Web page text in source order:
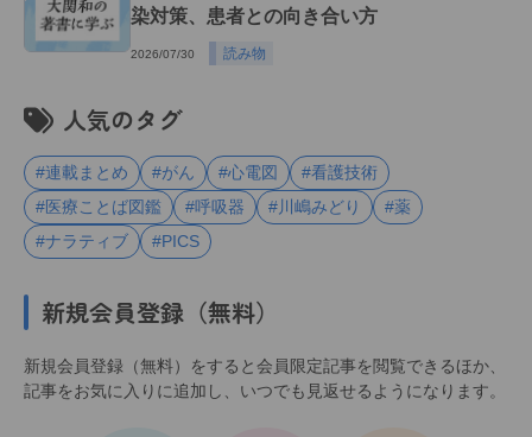
染対策、患者との向き合い方
2026/07/30 読み物
人気のタグ
#連載まとめ #がん #心電図
#看護技術
#医療ことば図鑑
#呼吸器 #川嶋みどり
#薬
#ナラティブ
#PICS
新規会員登録（無料）
新規会員登録（無料）をすると会員限定記事を閲覧できるほか、
記事をお気に入りに追加し、いつでも見返せるようになります。